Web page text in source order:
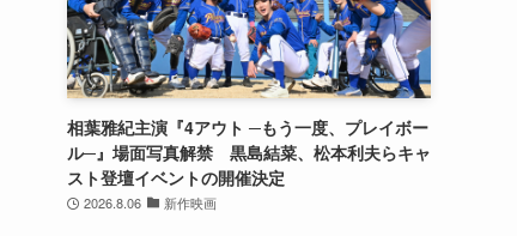
相葉雅紀主演『4アウト ─もう一度、プレイボー
ル─』場面写真解禁 黒島結菜、松本利夫らキャ
スト登壇イベントの開催決定
2026.8.06 新作映画